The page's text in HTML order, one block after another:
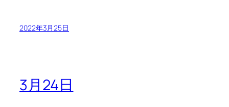
2022年3月25日
3月24日